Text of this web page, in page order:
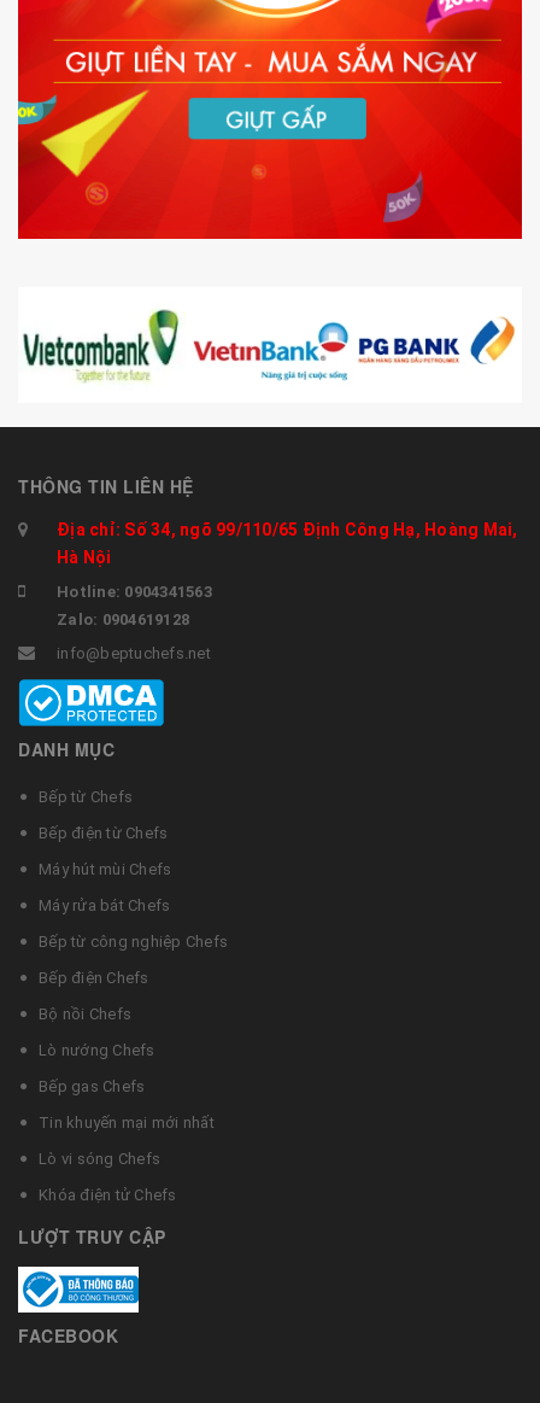
THÔNG TIN LIÊN HỆ
Địa chỉ: Số 34, ngõ 99/110/65 Định Công Hạ, Hoàng Mai,
Hà Nội
Hotline: 0904341563
Zalo: 0904619128
info@beptuchefs.net
DANH MỤC
Bếp từ Chefs
Bếp điện từ Chefs
Máy hút mùi Chefs
Máy rửa bát Chefs
Bếp từ công nghiệp Chefs
Bếp điện Chefs
Bộ nồi Chefs
Lò nướng Chefs
Bếp gas Chefs
Tin khuyến mại mới nhất
Lò vi sóng Chefs
Khóa điện tử Chefs
LƯỢT TRUY CẬP
FACEBOOK